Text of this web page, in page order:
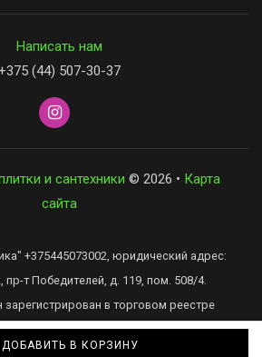
ДОБАВИТЬ В КОРЗИНУ
Написать нам
(44) 507-30-37
и сантехники © 2026 • Карта
сайта
+375445073002, юридический адрес:
пр-т Победителей, д. 119, пом. 508/4.
зарегистрирован в торговом реестре
04.09.2018 под № 425434